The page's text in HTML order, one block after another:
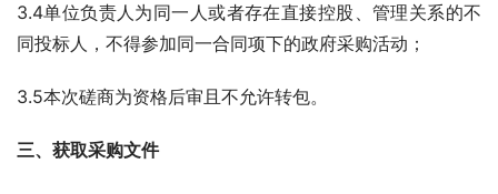
3.4单位负责人为同一人或者存在直接控股、管理关系的不
同投标人，不得参加同一合同项下的政府采购活动；
3.5本次磋商为资格后审且不允许转包。
三、获取采购文件